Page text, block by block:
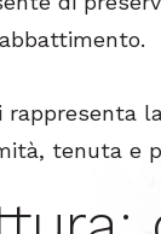
tenuta e